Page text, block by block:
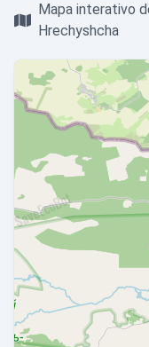
Mapa interativo
Hrechyshcha